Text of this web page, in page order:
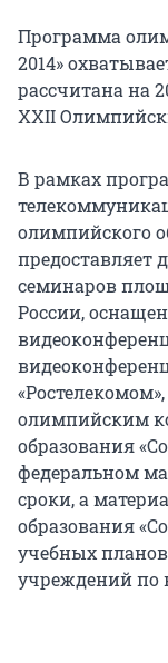
Программа
2014»
рассчитана на
XXII
В рамках
олимпийского
предоставляет
семинаров
России,
олимпийским
образования
федеральном
сроки, а
образования
учебных
учреждений по